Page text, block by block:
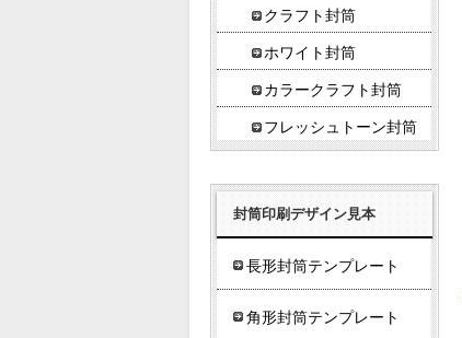
クラフト封筒
ホワイト封筒
カラークラフト封筒
フレッシュトーン封筒
封筒印刷デザイン見本
長形封筒テンプレート
角形封筒テンプレート